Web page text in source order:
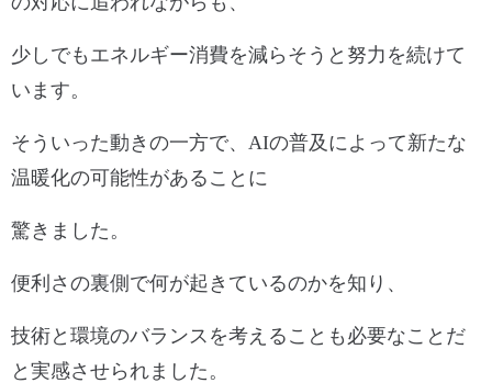
少しでもエネルギー消費を減らそうと努力を続けて
います。
そういった動きの一方で、 AIの普及によって新たな
温暖化の可能性があることに
驚きました。
便利さの裏側で何が起きているのかを知り、
技術と環境のバランスを考えることも必要なことだ
と実感させられました。